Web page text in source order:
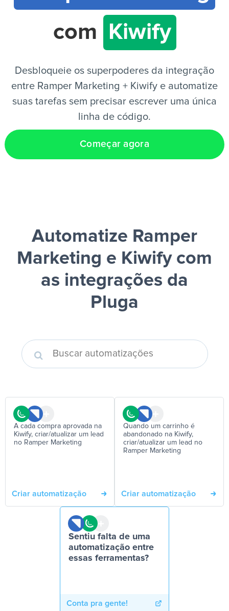
PT
com
Kiwify
Desbloqueie os superpoderes da integração
entre Ramper Marketing + Kiwify e automatize
suas tarefas sem precisar escrever uma única
linha de código.
Começar agora
Automatize Ramper
Marketing e Kiwifycom
as integrações da
Pluga
A cada compra aprovada na
Kiwify, criar/atualizar um lead
no Ramper Marketing
Criar automatização
Quando um carrinho é
abandonado na Kiwify,
criar/atualizar um lead no
Ramper Marketing
Criar automatização
Sentiu falta de uma
automatização entre
essas ferramentas?
Conta pra gente!